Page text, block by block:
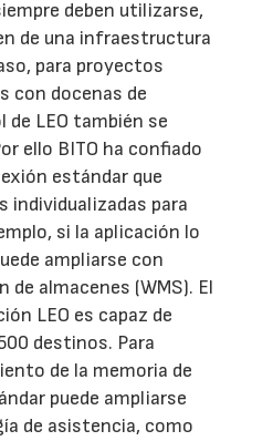
deben utilizarse,
de una infraestructura
para proyectos
con docenas de
LEO también se
ello BITO ha confiado
estándar que
individualizadas para
si la aplicación lo
ampliarse con
almacenes (WMS). El
LEO es capaz de
destinos. Para
de la memoria de
puede ampliarse
de asistencia, como